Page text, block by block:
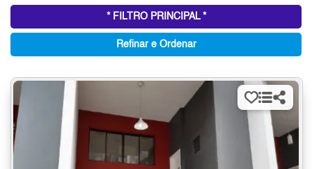
* FILTRO PRINCIPAL *
Refinar e Ordenar